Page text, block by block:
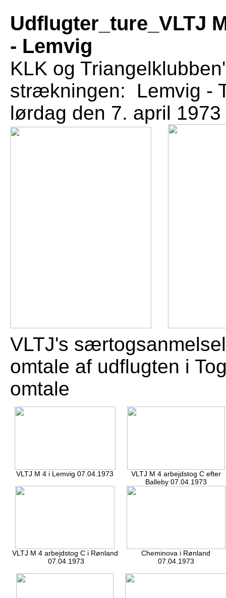
Udflugter_ture_VLTJ
- Lemvig
KLK og
strækningen: Lemvig -
lørdag den 7. april 1973
VLTJ's
omtale af udflugten i
omtale
VLTJ M 4 i Lemvig 07.04.1973
VLTJ M 4 arbejdstog C efter
Balleby 07.04.1973
VLTJ M 4 arbejdstog C i Rønland
07.04.1973
Cheminova i Rønland
07.04.1973